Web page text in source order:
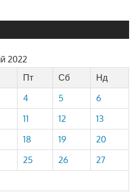
2022
Пт Сб
Нд
4 5
6
11 12
13
18 19
20
25 26
27